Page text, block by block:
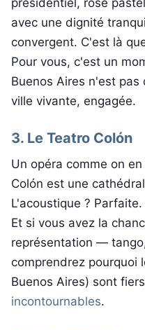
présidentiel, rose
avec une dignité
convergent. C'est là
Pour vous, c'est un
Buenos Aires n'est
ville vivante, engagée.
3. Le Teatro Colón
Un opéra comme on
Colón est une
L'acoustique ?
Et si vous avez la
représentation —
comprendrez pourquoi
Buenos Aires) sont
incontournables.